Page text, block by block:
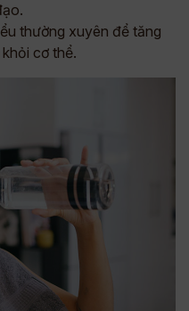
thường xuyên để tăng
cơ thể.